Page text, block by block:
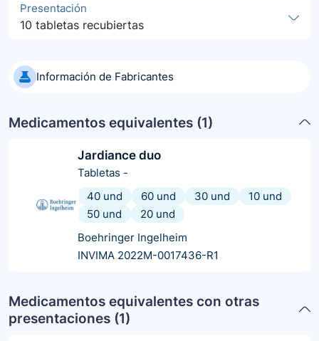
Presentación
10 tabletas recubiertas
Información de Fabricantes
Medicamentos equivalentes (1)
Jardiance duo
Tabletas -
40 und
60 und 30 und
10 und
50 und
20 und
Boehringer Ingelheim
INVIMA 2022M-0017436-R1
Medicamentos equivalentes con otras
presentaciones (1)